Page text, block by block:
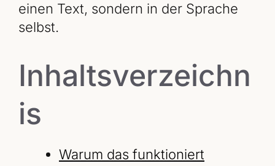
einen Text, sondern in der Sprache
selbst.
Inhaltsverzeichn
is
Warum das funktioniert